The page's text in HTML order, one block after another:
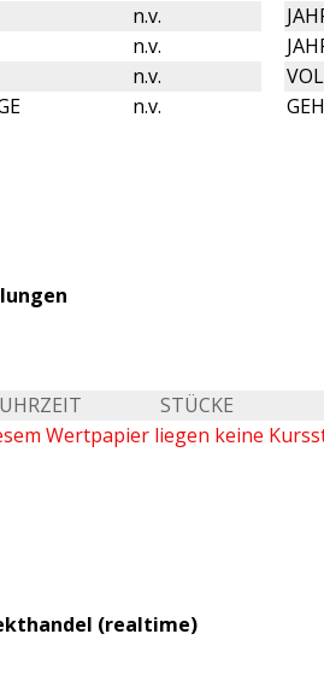
n.v.
n.v.
n.v.
n.v.
UHRZEIT STÜCKE
Wertpapier liegen keine
(realtime)